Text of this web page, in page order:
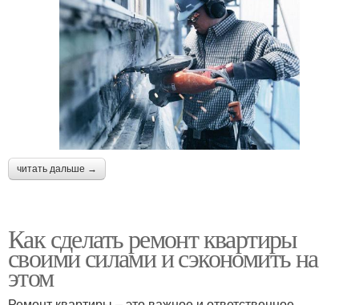
читать дальше →
Как сделать ремонт квартиры
своими силами и сэкономить на
этом